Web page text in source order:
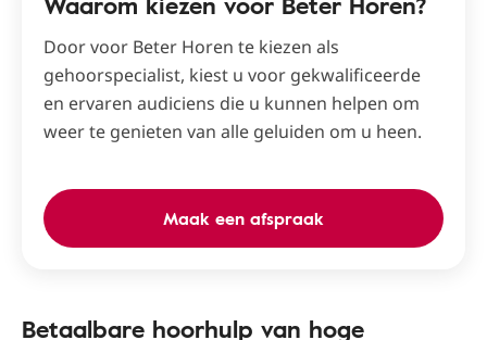
Door voor Beter Horen te kiezen als
gehoorspecialist, kiest u voor gekwalificeerde
en ervaren audiciens die u kunnen helpen om
weer te genieten van alle geluiden om u heen.
Maak een afspraak
Betaalbare hoorhulp van hoge